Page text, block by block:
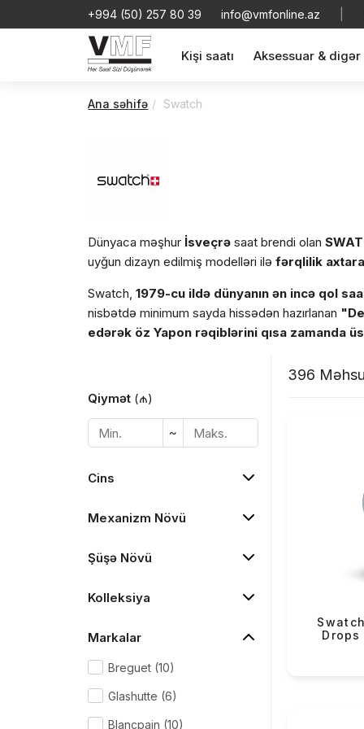
+994 (50) 257 80 39 info@vmfonline.az
Kişi saatı Aksessuar & digər
Ana səhifə Swatch
Dünyaca məşhur İsveçrə saat brendi olan
uyğun dizayn edilmiş modelləri iləfərqlilik
Swatch,1979-cu ildə dünyanın ən incə qol
nisbətdə minimum sayda hissədən hazırlanan
edərək öz Yapon rəqiblərini qısa zamanda
Qiymət (₼)
~
Cins
Mexanizm Növü
Şüşə Növü
Kolleksiya
Markalar
Breguet (10)
Glashutte (6)
Blancpain (10)
396
Drops